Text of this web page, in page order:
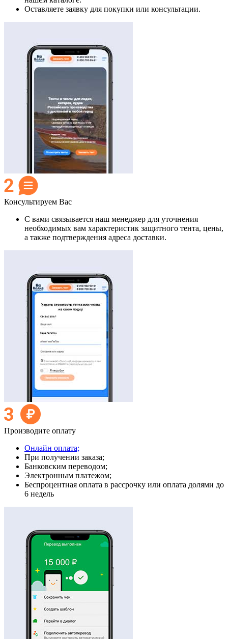
Оставляете заявку для покупки или консультации.
Консультируем Вас
С вами связывается наш менеджер для уточнения
необходимых вам характеристик защитного тента, цены,
а также подтверждения адреса доставки.
Производите оплату
Онлайн оплата;
При получении заказа;
Банковским переводом;
Электронным платежом;
Беспроцентная оплата в рассрочку или оплата долями до
6 недель